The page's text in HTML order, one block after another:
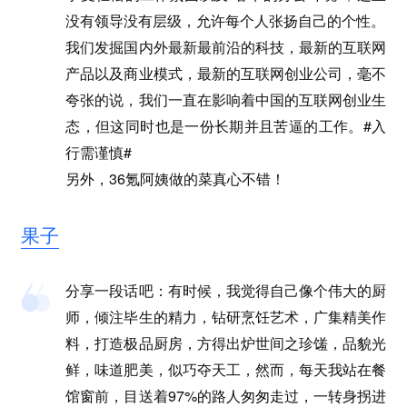
没有领导没有层级，允许每个人张扬自己的个性。
我们发掘国内外最新最前沿的科技，最新的互联网
产品以及商业模式，最新的互联网创业公司，毫不
夸张的说，我们一直在影响着中国的互联网创业生
态，但这同时也是一份长期并且苦逼的工作。#入
行需谨慎#
另外，36氪阿姨做的菜真心不错！
果子
分享一段话吧：有时候，我觉得自己像个伟大的厨
师，倾注毕生的精力，钻研烹饪艺术，广集精美作
料，打造极品厨房，方得出炉世间之珍馐，品貌光
鲜，味道肥美，似巧夺天工，然而，每天我站在餐
馆窗前，目送着97%的路人匆匆走过，一转身拐进